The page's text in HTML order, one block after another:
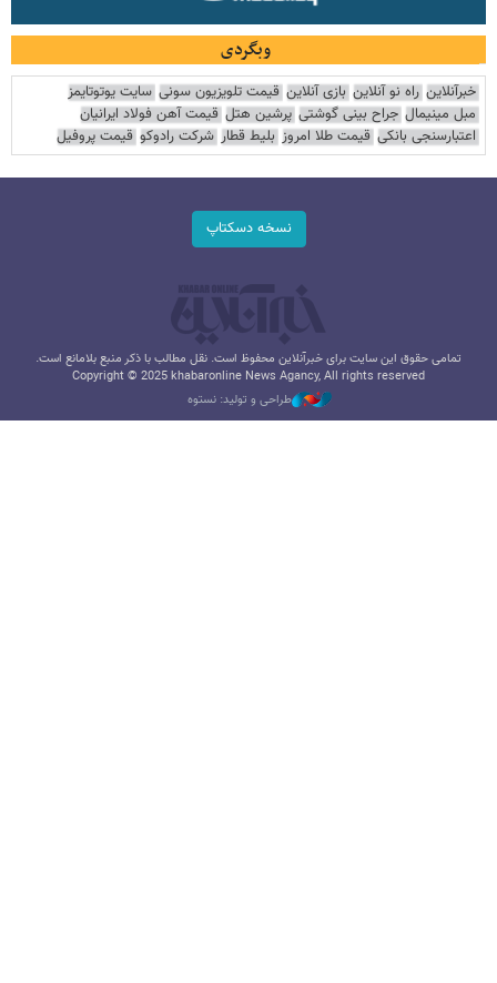
وبگردی
خبرآنلاین راه نو آنلاین بازی آنلاین قیمت تلویزیون سونی سایت یوتوتایمز
مبل مینیمال جراح بینی گوشتی پرشین هتل قیمت آهن فولاد ایرانیان
اعتبارسنجی بانکی قیمت طلا امروز بلیط قطار شرکت رادوکو قیمت پروفیل
نسخه دسکتاپ
تمامی حقوق این سایت برای خبرآنلاین محفوظ است. نقل مطالب با ذکر منبع بلامانع است.
Copyright © 2025 khabaronline News Agancy, All rights reserved
طراحی و تولید: نستوه